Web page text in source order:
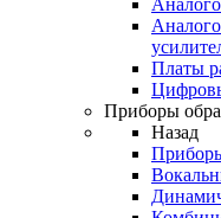
Платы
Приборы
Назад